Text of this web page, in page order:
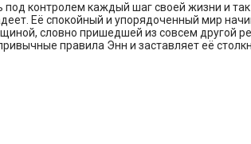
контролем каждый шаг своей жизни и
Её спокойный и упорядоченный мир
словно пришедшей из совсем другой
правила Энн и заставляет её